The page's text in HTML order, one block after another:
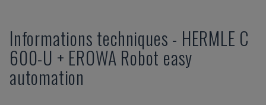
Informations techniques - HERMLE C
600-U + EROWA Robot easy
automation